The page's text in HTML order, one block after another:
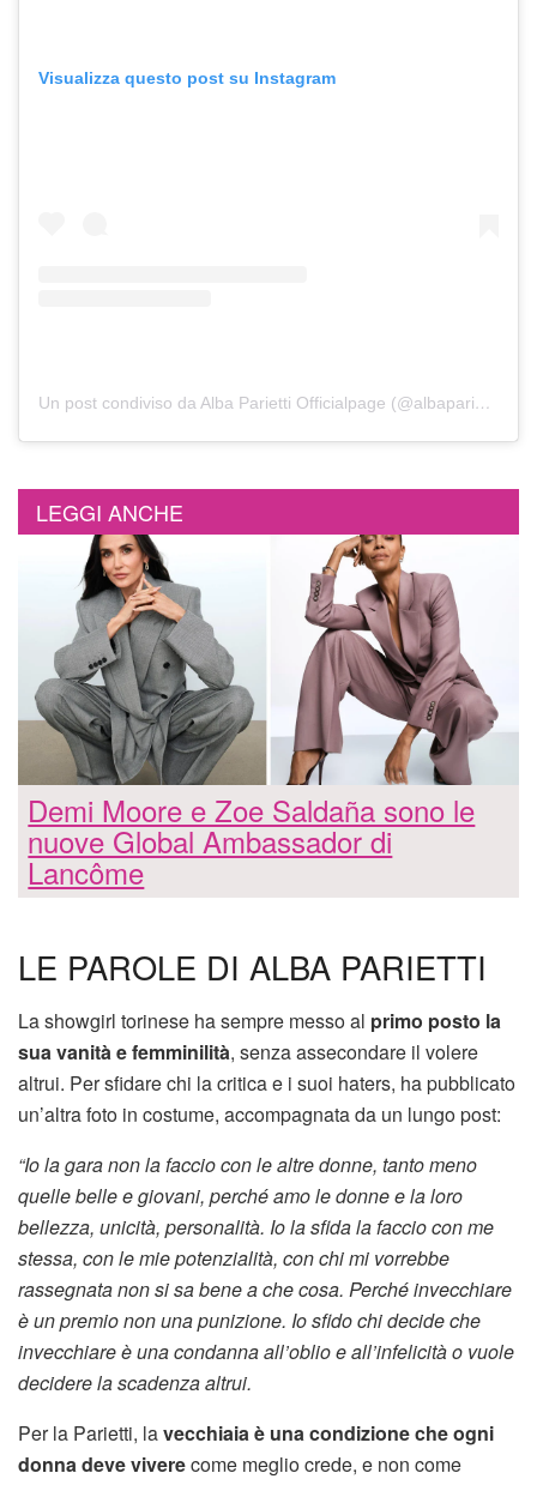
Visualizza questo post su Instagram
Un post condiviso da Alba Parietti Officialpage (@albaparietti)
LEGGI ANCHE
Demi Moore e Zoe Saldaña sono le
nuove Global Ambassador di
Lancôme
LE PAROLE DI ALBA PARIETTI
La showgirl torinese ha sempre messo al primo posto la
sua vanità e femminilità, senza assecondare il volere
altrui. Per sfidare chi la critica e i suoi haters, ha pubblicato
un’altra foto in costume, accompagnata da un lungo post:
“Io la gara non la faccio con le altre donne, tanto meno
quelle belle e giovani, perché amo le donne e la loro
bellezza, unicità, personalità. Io la sfida la faccio con me
stessa, con le mie potenzialità, con chi mi vorrebbe
rassegnata non si sa bene a che cosa. Perché invecchiare
è un premio non una punizione. Io sfido chi decide che
invecchiare è una condanna all’oblio e all’infelicità o vuole
decidere la scadenza altrui.
Per la Parietti, lavecchiaia è una condizione che ogni
donna deve viverecome meglio crede, e non come